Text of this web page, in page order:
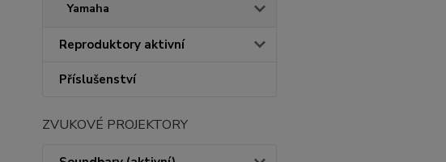
Yamaha
Reproduktory aktivní
Příslušenství
ZVUKOVÉ PROJEKTORY